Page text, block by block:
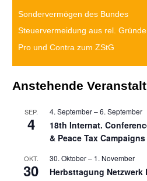
Sondervermögen des Bundes
Steuervermeidung aus rel.
Pro und Contra zum ZStG
Anstehende
SEP.
4
4. September–6. September
18th Internat.
& Peace Tax Campaigns
OKT.
30
30. Oktober– 1. November
Herbsttagung Netzwerk